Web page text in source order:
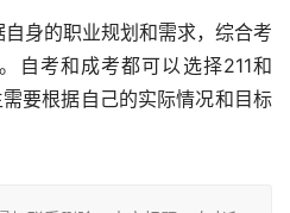
身的职业规划和需求，综合考
自考和成考都可以选择211和
要根据自己的实际情况和目标